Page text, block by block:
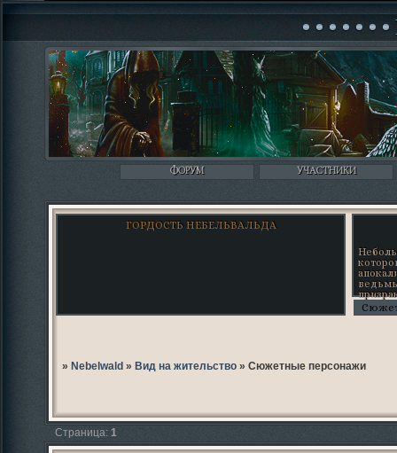
ФОРУМ УЧАСТНИКИ
ГОРДОСТЬ НЕБЕЛЬВАЛЬДА
» Nebelwald » Вид на жительство » Сюжетные персонажи
Страница:1